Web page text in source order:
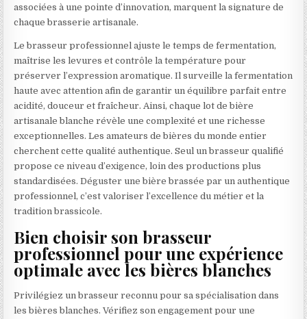
associées à une pointe d’innovation, marquent la signature de
chaque brasserie artisanale.
Le brasseur professionnel ajuste le temps de fermentation,
maîtrise les levures et contrôle la température pour
préserver l’expression aromatique. Il surveille la fermentation
haute avec attention afin de garantir un équilibre parfait entre
acidité, douceur et fraîcheur. Ainsi, chaque lot de bière
artisanale blanche révèle une complexité et une richesse
exceptionnelles. Les amateurs de bières du monde entier
cherchent cette qualité authentique. Seul un brasseur qualifié
propose ce niveau d’exigence, loin des productions plus
standardisées. Déguster une bière brassée par un authentique
professionnel, c’est valoriser l’excellence du métier et la
tradition brassicole.
Bien choisir son brasseur
professionnel pour une expérience
optimale avec les bières blanches
Privilégiez un brasseur reconnu pour sa spécialisation dans
les bières blanches. Vérifiez son engagement pour une